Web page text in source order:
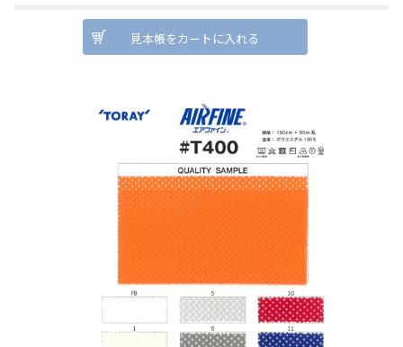
見本帳をカートに入れる